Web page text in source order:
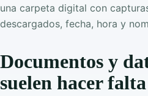
una carpeta digital con
descargados, fecha, hora y
Documentos y
suelen hacer falta